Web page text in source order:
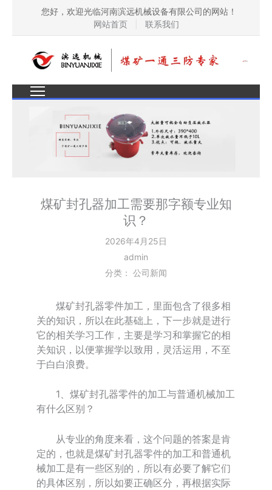
您好，欢迎光临河南滨远机械设备有限公司的网站！
网站首页
联系我们
煤矿封孔器加工需要那字额专业知
识？
2026年4月25日
admin
分类： 公司新闻
煤矿封孔器零件加工，里面包含了很多相
关的知识，所以在此基础上，下一步就是进行
它的相关学习工作，主要是学习和掌握它的相
关知识，以便掌握学以致用，灵活运用，不至
于白白浪费。
1、煤矿封孔器零件的加工与普通机械加工
有什么区别？
从专业的角度来看，这个问题的答案是肯
定的，也就是煤矿封孔器零件的加工和普通机
械加工是有一些区别的，所以有必要了解它们
的具体区别，所以如要正确区分，再根据实际